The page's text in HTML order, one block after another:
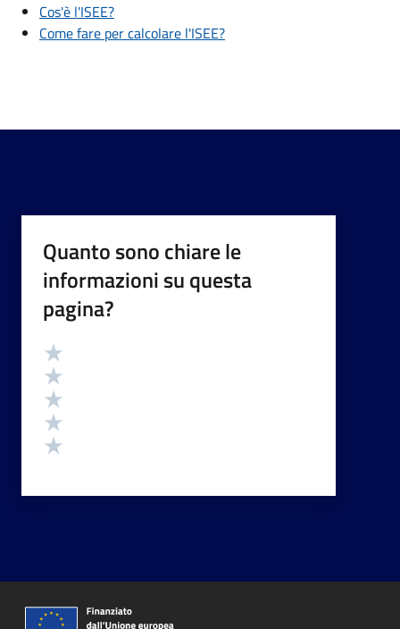
Cos'è l'ISEE?
Come fare per calcolare l'ISEE?
Quanto sono chiare le
informazioni su questa
pagina?
Valutazione